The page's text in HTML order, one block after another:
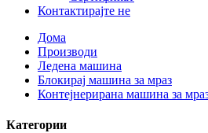
Контактирајте не
Дома
Производи
Ледена машина
Блокирај машина за мраз
Контејнерирана машина за
Категории